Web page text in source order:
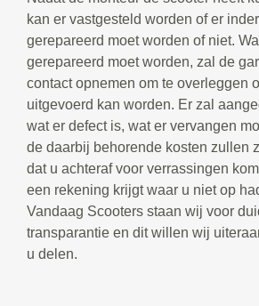
kan er vastgesteld worden of er
gerepareerd moet worden of niet.
gerepareerd moet worden, zal de
contact opnemen om te overleggen
uitgevoerd kan worden. Er zal
wat er defect is, wat er vervangen
de daarbij behorende kosten zullen
dat u achteraf voor verrassingen
een rekening krijgt waar u niet op
Vandaag Scooters staan wij voor
transparantie en dit willen wij
u delen.